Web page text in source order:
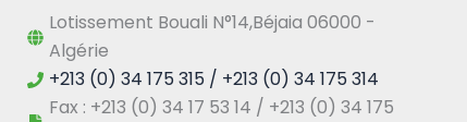
Lotissement Bouali N°14,Béjaia 06000 -
Algérie
+213 (0) 34 175 315 / +213 (0) 34 175 314
Fax : +213 (0) 34 17 53 14 / +213 (0) 34 175